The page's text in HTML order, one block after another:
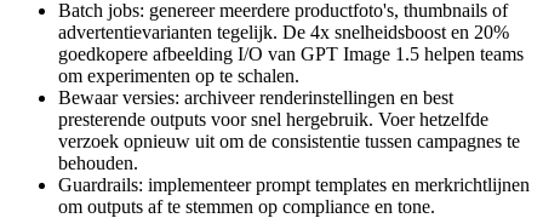
Batch jobs: genereer meerdere productfoto's, thumbnails of
advertentievarianten tegelijk. De 4x snelheidsboost en 20%
goedkopere afbeelding I/O van GPT Image 1.5 helpen teams
om experimenten op te schalen.
Bewaar versies: archiveer renderinstellingen en best
presterende outputs voor snel hergebruik. Voer hetzelfde
verzoek opnieuw uit om de consistentie tussen campagnes te
behouden.
Guardrails: implementeer prompt templates en merkrichtlijnen
om outputs af te stemmen op compliance en tone.